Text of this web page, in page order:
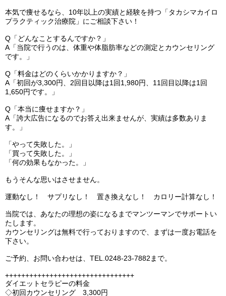
本気で痩せるなら、10年以上の実績と経験を持つ「タカシマカイロ
プラクティック治療院」にご相談下さい！
Q「どんなことするんですか？」
A「当院で行うのは、体重や体脂肪率などの測定とカウンセリング
です。」
Q「料金はどのくらいかかりますか？」
A「初回が3,300円、2回目以降は1回1,980円、11回目以降は1回
1,650円です。」
Q「本当に痩せますか？」
A「誇大広告になるのでお答え出来ませんが、実績は多数ありま
す。」
「やって失敗した。」
「買って失敗した。」
「何の効果もなかった。」
もうそんな思いはさせません。
運動なし！ サプリなし！ 置き換えなし！ カロリー計算なし！
当院では、あなたの理想の姿になるまでマンツーマンでサポートい
たします。
カウンセリングは無料で行っておりますので、まずは一度お電話を
下さい。
ご予約、お問い合わせは、TEL.0248-23-7882まで。
++++++++++++++++++++++++++++++++
ダイエットセラピーの料金
◇初回カウンセリング 3,300円